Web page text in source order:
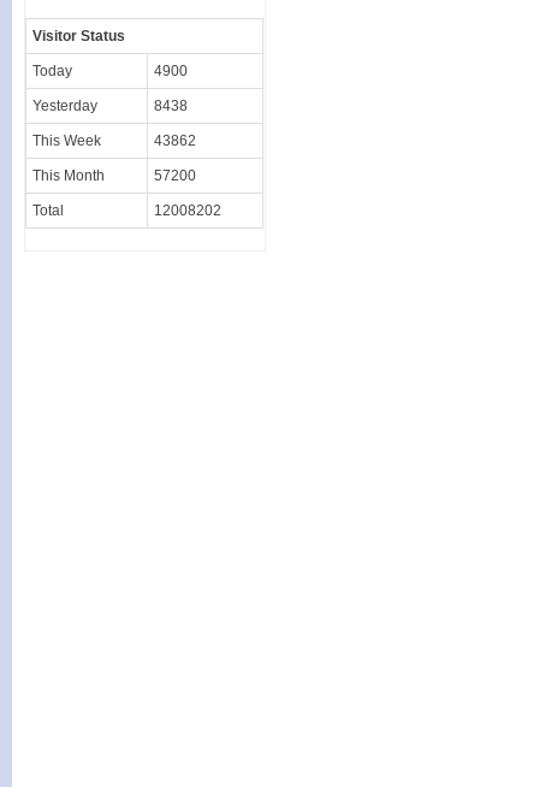
Visitor Status
Today 4900
Yesterday 8438
This Week 43862
This Month 57200
Total 12008202